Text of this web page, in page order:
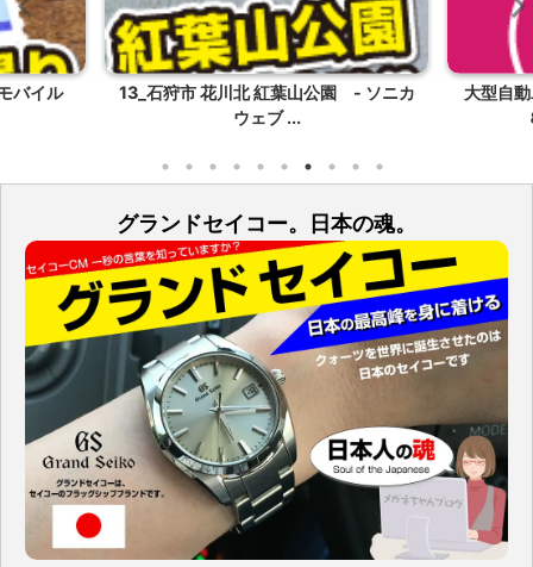
ソニカ
大型自動二輪ATスクーター限定教習、
８回目。シュミレー...
日光湿
グランドセイコー。日本の魂。